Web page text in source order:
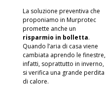
La soluzione preventiva che
proponiamo in Murprotec
promette anche un
risparmio in bolletta.
Quando l’aria di casa viene
cambiata aprendo le finestre,
infatti, soprattutto in inverno,
si verifica una grande perdita
di calore.